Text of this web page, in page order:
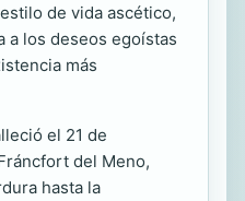
de vida ascético,
a los deseos egoístas
más
el 21 de
del Meno,
hasta la